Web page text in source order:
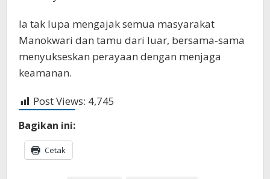
Ia tak lupa mengajak semua masyarakat
Manokwari dan tamu dari luar, bersama-sama
menyukseskan perayaan dengan menjaga
keamanan.
Post Views: 4,745
Bagikan ini:
Cetak